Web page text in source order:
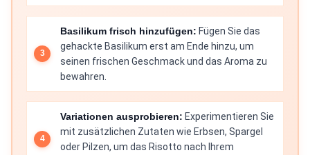
Basilikum frisch hinzufügen: Fügen Sie das
gehackte Basilikum erst am Ende hinzu, um
seinen frischen Geschmack und das Aroma zu
bewahren.
Variationen ausprobieren: Experimentieren Sie
mit zusätzlichen Zutaten wie Erbsen, Spargel
oder Pilzen, um das Risotto nach Ihrem